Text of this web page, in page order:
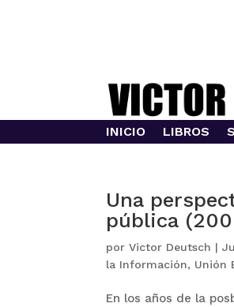
INICIO LIBROS
Una
pública
porVictor Deutsch |
la Información, Unión
En los años de la